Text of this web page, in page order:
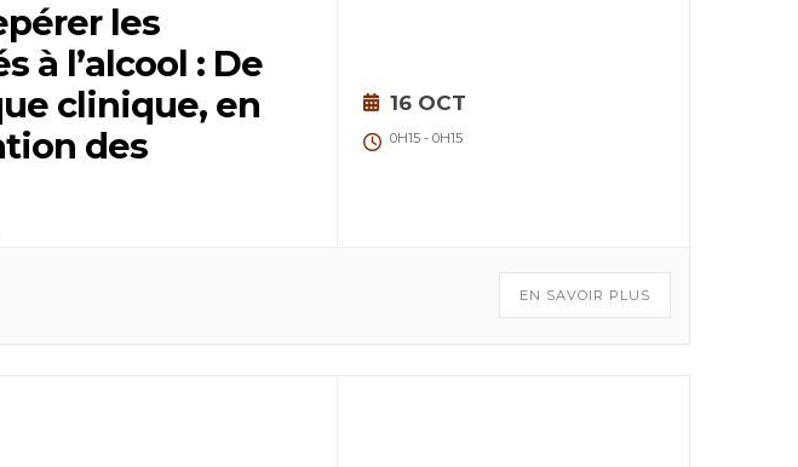
les
à l’alcool : De
clinique, en
des
16 OCT
0H15 - 0H15
EN SAVOIR PLUS